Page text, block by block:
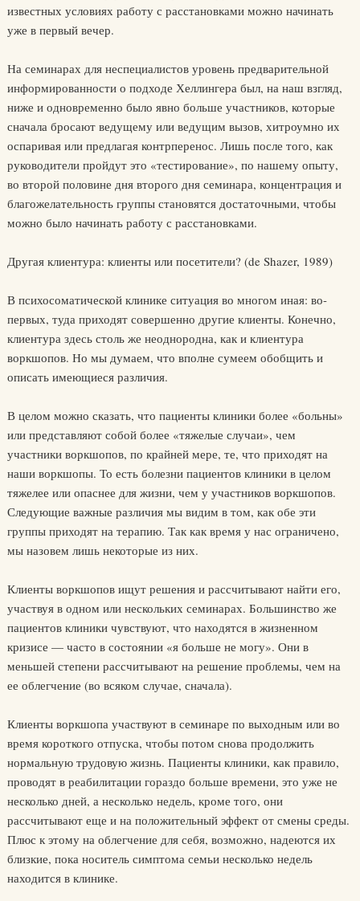
известных условиях работу с расстановками можно начинать
уже в первый вечер.
На семинарах для неспециалистов уровень предварительной
информированности о подходе Хеллингера был, на наш взгляд,
ниже и одновременно было явно больше участников, которые
сначала бросают ведущему или ведущим вызов, хитроумно их
оспаривая или предлагая контрперенос. Лишь после того, как
руководители пройдут это «тестирование», по нашему опыту,
во второй половине дня второго дня семинара, концентрация и
благожелательность группы становятся достаточными, чтобы
можно было начинать работу с расстановками.
Другая клиентура: клиенты или посетители? (de Shazer, 1989)
В психосоматической клинике ситуация во многом иная: во-
первых, туда приходят совершенно другие клиенты. Конечно,
клиентура здесь столь же неоднородна, как и клиентура
воркшопов. Но мы думаем, что вполне сумеем обобщить и
описать имеющиеся различия.
В целом можно сказать, что пациенты клиники более «больны»
или представляют собой более «тяжелые случаи», чем
участники воркшопов, по крайней мере, те, что приходят на
наши воркшопы. То есть болезни пациентов клиники в целом
тяжелее или опаснее для жизни, чем у участников воркшопов.
Следующие важные различия мы видим в том, как обе эти
группы приходят на терапию. Так как время у нас ограничено,
мы назовем лишь некоторые из них.
Клиенты воркшопов ищут решения и рассчитывают найти его,
участвуя в одном или нескольких семинарах. Большинство же
пациентов клиники чувствуют, что находятся в жизненном
кризисе — часто в состоянии «я больше не могу». Они в
меньшей степени рассчитывают на решение проблемы, чем на
ее облегчение (во всяком случае, сначала).
Клиенты воркшопа участвуют в семинаре по выходным или во
время короткого отпуска, чтобы потом снова продолжить
нормальную трудовую жизнь. Пациенты клиники, как правило,
проводят в реабилитации гораздо больше времени, это уже не
несколько дней, а несколько недель, кроме того, они
рассчитывают еще и на положительный эффект от смены среды.
Плюс к этому на облегчение для себя, возможно, надеются их
близкие, пока носитель симптома семьи несколько недель
находится в клинике.